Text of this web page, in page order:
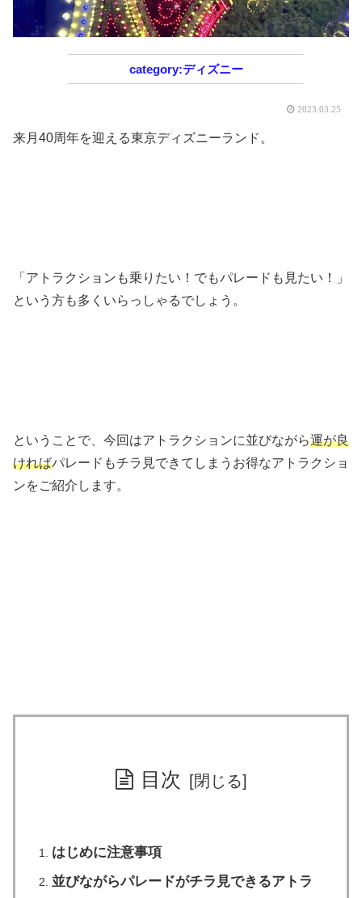
ディズニー
2023.03.25
来月40周年を迎える東京ディズニーランド。
「アトラクションも乗りたい！でもパレードも見たい！」
という方も多くいらっしゃるでしょう。
ということで、今回はアトラクションに並びながら運が良
ければパレードもチラ見できてしまうお得なアトラクショ
ンをご紹介します。
目次
はじめに注意事項
並びながらパレードがチラ見できるアトラ